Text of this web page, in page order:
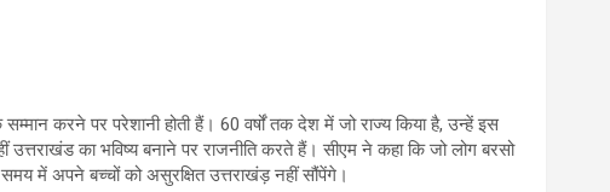
सम्मान करने पर परेशानी होती हैं। 60 वर्षों तक देश में जो राज्य किया है, उन्हें इस
का भविष्य बनाने पर राजनीति करते हैं। सीएम ने कहा कि जो लोग बरसो
में अपने बच्चों को असुरक्षित उत्तराखंड़ नहीं सौंपेंगे।